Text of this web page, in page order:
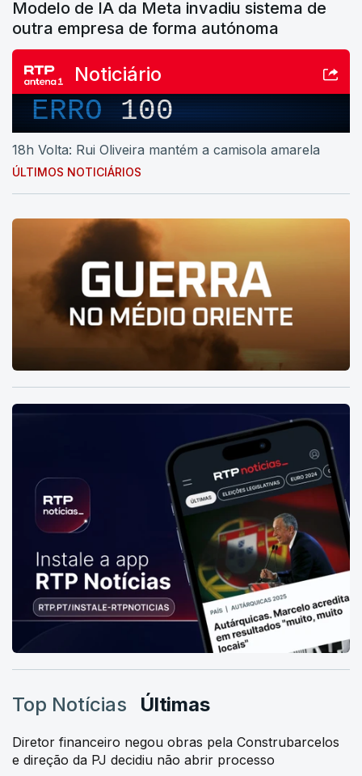
Modelo de IA da Meta invadiu sistema de
outra empresa de forma autónoma
Noticiário
ERRO 100
18h Volta: Rui Oliveira mantém a camisola amarela
ÚLTIMOS NOTICIÁRIOS
Top Notícias Últimas
Diretor financeiro negou obras pela Construbarcelos
e direção da PJ decidiu não abrir processo